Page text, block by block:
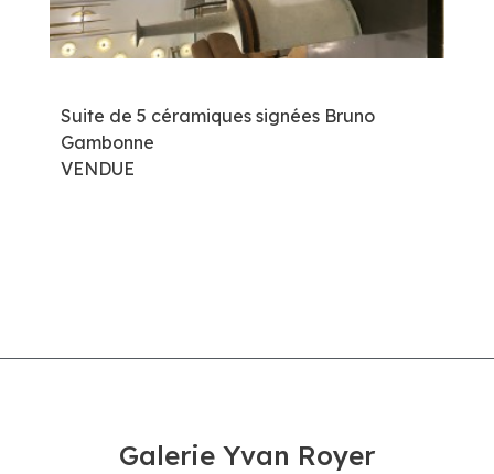
Suite de 5 céramiques signées Bruno
Gambonne
VENDUE
Galerie Yvan Royer